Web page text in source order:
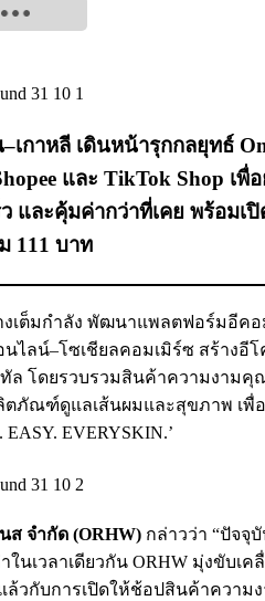
กาหลี เดินหน้ารุกกลยุทธ์
และ TikTok Shop เพื่
และคุ้มค่ากว่าที่เคย พร้อมเปิ
111 บาท
เต็มกำลัง พัฒนาแพลตฟอร์มอีคอ
ไลน์–โซเชียลคอมเมิร์ซ สร้างอี
ทัล โดยรวบรวมสินค้าความงาม
ตภัณฑ์ดูแลเส้นผมและสุขภาพ เพื่
EVERYSKIN.’
ส จำกัด (ORHW) กล่าวว่า “ปัจจุ
เวลาเดียวกัน ORHW มุ่งขับเค
ล้วกับการเปิดให้ช้อปสินค้าควา